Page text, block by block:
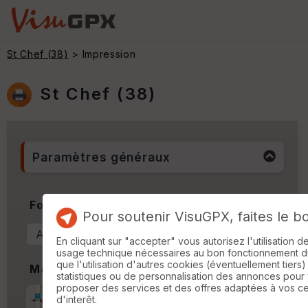
St Chef (38) > Impression
St Chef (38)
Paramètres généraux
Format & Orientation
Marges
Pour soutenir VisuGPX, faites le
En cliquant sur "accepter" vous autorisez l'utilisation
usage technique nécessaires au bon fonctionnement
que l'utilisation d'autres cookies (éventuellement
statistiques ou de personnalisation des annonces pour
proposer des services et des offres adaptées à vos
d'interêt.